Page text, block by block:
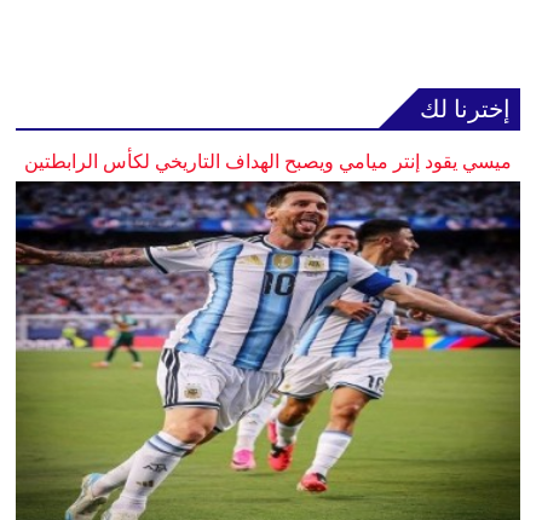
إخترنا لك
ميسي يقود إنتر ميامي ويصبح الهداف التاريخي لكأس الرابطتين